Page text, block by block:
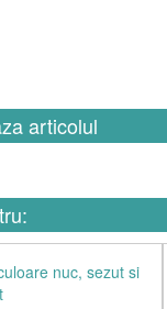
articolul